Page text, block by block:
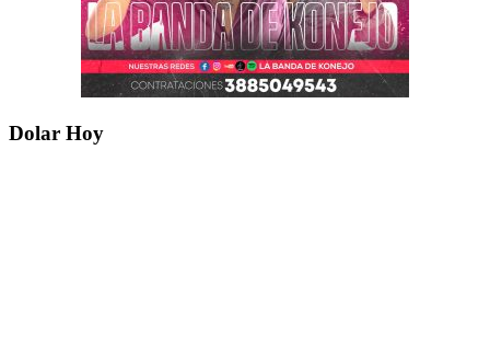
Dolar Hoy